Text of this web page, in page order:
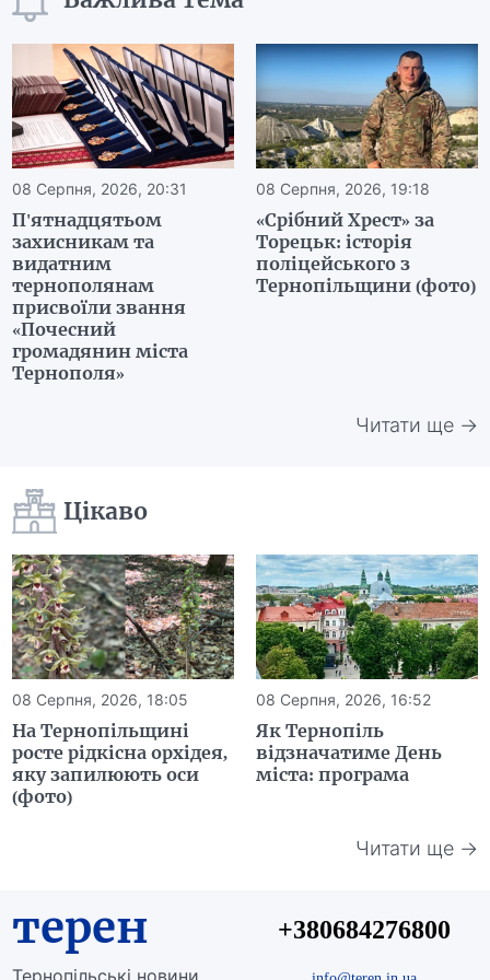
08 Серпня, 2026, 20:31
П'ятнадцятьом
захисникам та
видатним
тернополянам
присвоїли звання
«Почесний
громадянин міста
Тернополя»
08 Серпня, 2026, 19:18
«Срібний Хрест» за
Торецьк: історія
поліцейського з
Тернопільщини (фото)
Читати ще →
Цікаво
08 Серпня, 2026, 18:05
На Тернопільщині
росте рідкісна орхідея,
яку запилюють оси
(фото)
08 Серпня, 2026, 16:52
Як Тернопіль
відзначатиме День
міста: програма
Читати ще →
терен
Тернопільські новини
+380684276800